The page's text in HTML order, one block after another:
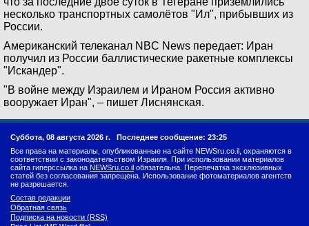
несколько транспортных самолётов "Ил", прибывших из
России.
Американский телеканал NBC News передает: Иран
получил из России баллистические ракетные комплексы
"Искандер".
"В войне между Израилем и Ираном Россия активно
вооружает Иран", – пишет Лиснянская.
Суббота, 08 августа 2026 г.
Последнее сообщение: 23:25
Все права на материалы, опубликованные на сайте NEWSru.co.il, охраняются в
соответствии с законодательством Израиля. При использовании материалов
сайта гиперссылка на NEWSru.co.il обязательна. Перепечатка эксклюзивных
статей без согласования запрещена. Использование фотоматериалов агентств
не разрешается.
Состав редакции
Обратная связь
Подписка на новости (RSS)